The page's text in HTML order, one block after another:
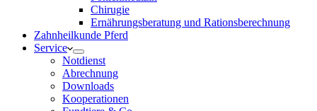
Chirugie
Ernährungsberatung und Rationsberechnung
Zahnheilkunde Pferd
Service
Notdienst
Abrechnung
Downloads
Kooperationen